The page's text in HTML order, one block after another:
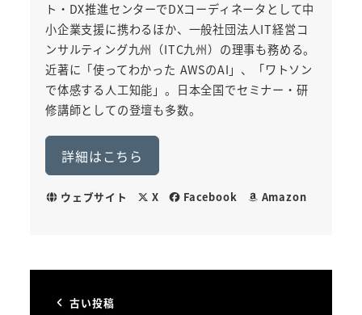
ト・DX推進センターでDXコーディネータとして中
小企業支援に携わるほか、一般社団法人IT経営コ
ンサルティング九州（ITC九州）の理事も務める。
近著に「使ってわかった AWSのAI」、「ワトソン
で体感する人工知能」。日本全国でセミナー・研
修講師としての登壇も多数。
詳細はこちら
ウェブサイト X Facebook Amazon
古い投稿